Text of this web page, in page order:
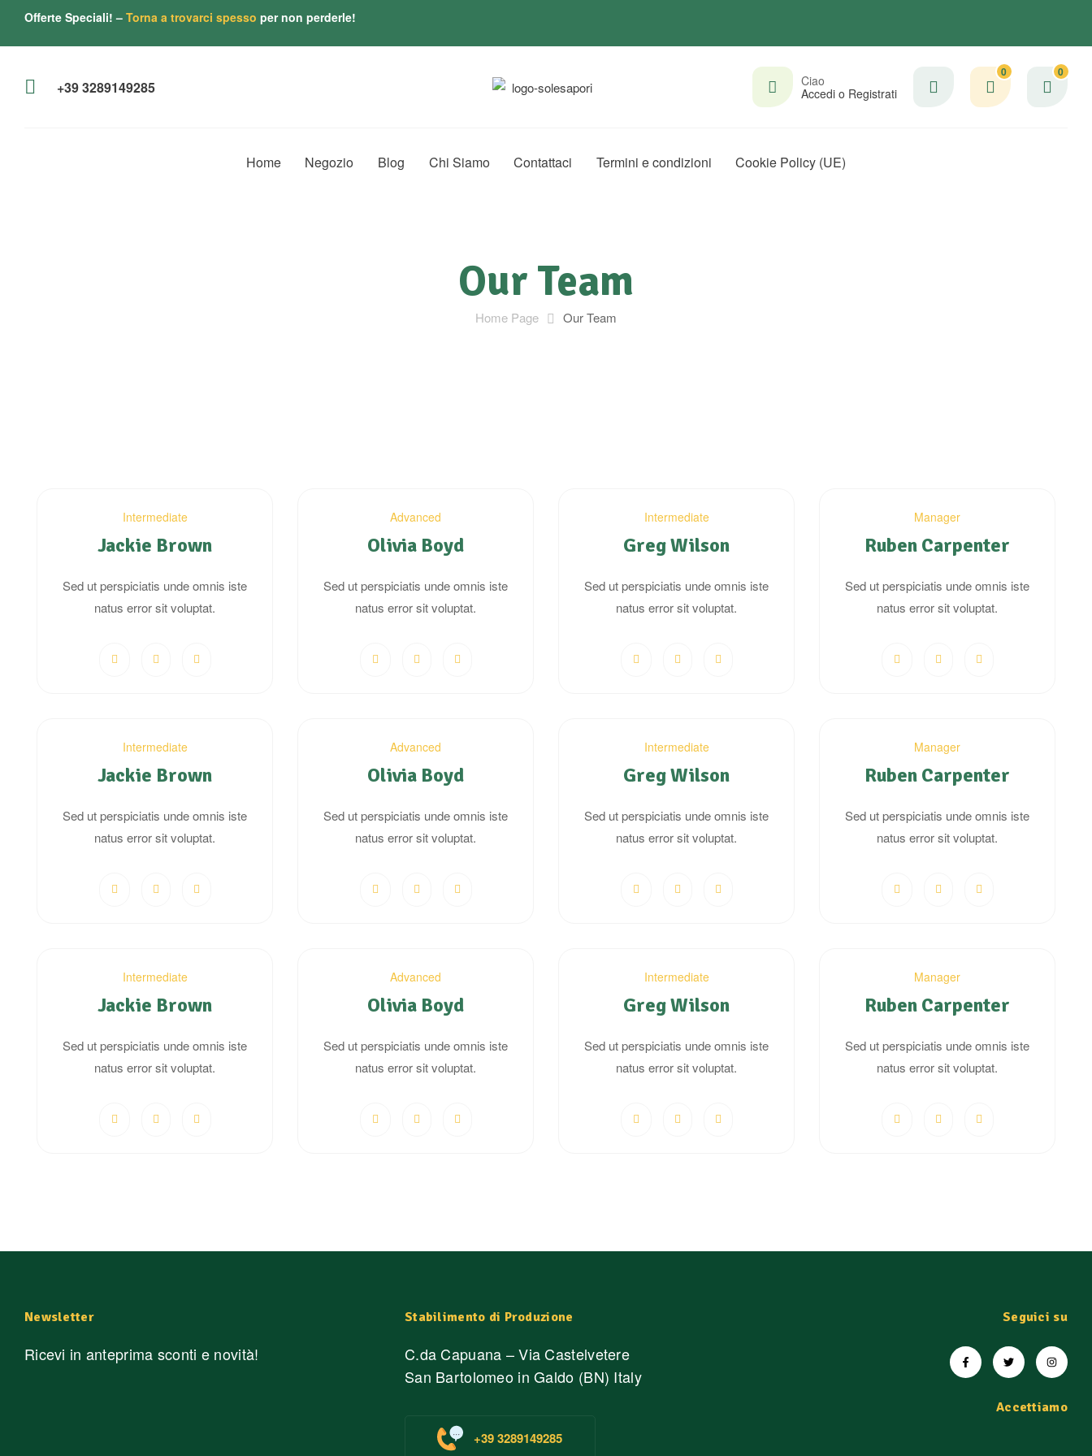
Offerte Speciali! – Torna a trovarci spesso per non perderle!
+39 3289149285
Ciao
Accedi o Registrati
0 0
Home Negozio Blog Chi Siamo Contattaci Termini e condizioni Cookie Policy (UE)
Our Team
Home Page Our Team
Intermediate
Jackie Brown
Sed ut perspiciatis unde omnis iste
natus error sit voluptat.
Advanced
Olivia Boyd
Sed ut perspiciatis unde omnis iste
natus error sit voluptat.
Intermediate
Greg Wilson
Sed ut perspiciatis unde omnis iste
natus error sit voluptat.
Manager
Ruben Carpenter
Sed ut perspiciatis unde omnis iste
natus error sit voluptat.
Intermediate
Jackie Brown
Sed ut perspiciatis unde omnis iste
natus error sit voluptat.
Advanced
Olivia Boyd
Sed ut perspiciatis unde omnis iste
natus error sit voluptat.
Intermediate
Greg Wilson
Sed ut perspiciatis unde omnis iste
natus error sit voluptat.
Manager
Ruben Carpenter
Sed ut perspiciatis unde omnis iste
natus error sit voluptat.
Intermediate
Jackie Brown
Sed ut perspiciatis unde omnis iste
natus error sit voluptat.
Advanced
Olivia Boyd
Sed ut perspiciatis unde omnis iste
natus error sit voluptat.
Intermediate
Greg Wilson
Sed ut perspiciatis unde omnis iste
natus error sit voluptat.
Manager
Ruben Carpenter
Sed ut perspiciatis unde omnis iste
natus error sit voluptat.
Newsletter
Ricevi in anteprima sconti e novità!
Stabilimento di Produzione
C.da Capuana – Via Castelvetere
San Bartolomeo in Galdo (BN) Italy
+39 3289149285
Seguici su
Accettiamo